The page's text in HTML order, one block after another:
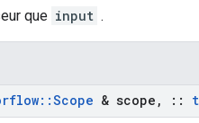
que input .
::Scope & scope , ::